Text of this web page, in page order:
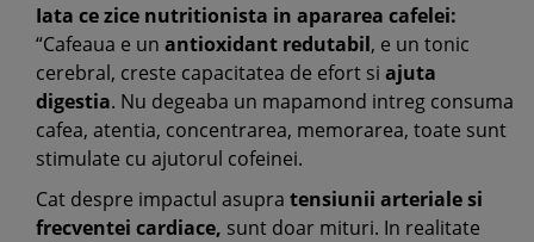
Iata ce zice nutritionista in apararea cafelei:
“Cafeaua e un antioxidant redutabil, e un tonic
cerebral, creste capacitatea de efort si ajuta
digestia. Nu degeaba un mapamond intreg consuma
cafea, atentia, concentrarea, memorarea, toate sunt
stimulate cu ajutorul cofeinei.
Cat despre impactul asupra tensiunii arteriale si
frecventei cardiace, sunt doar mituri. In realitate